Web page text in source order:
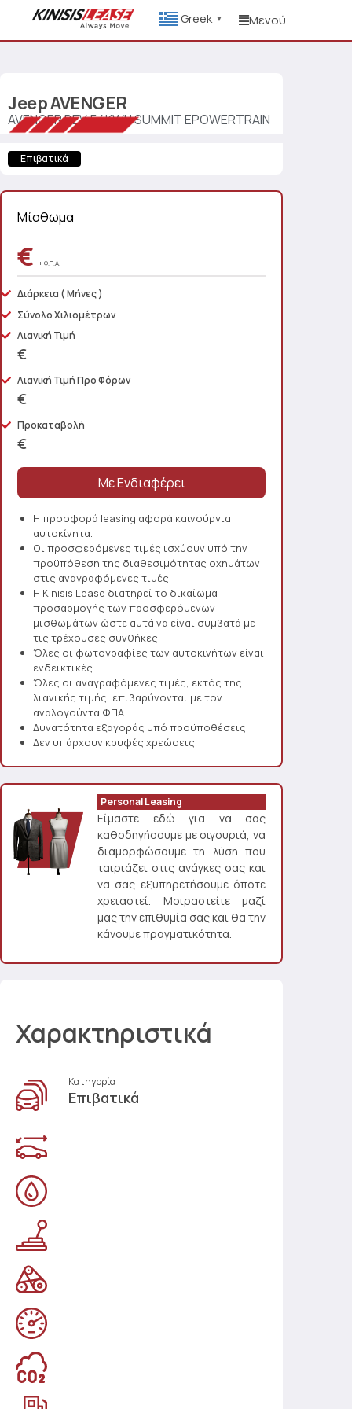
Greek ▼ Μενού
JeepAVENGER
AVENGER BEV 54KWH SUMMIT EPOWERTRAIN
Επιβατικά
Μίσθωμα
€ + Φ.Π.Α.
Διάρκεια ( Μήνες )
Σύνολο Χιλιομέτρων
Λιανική Τιμή
€
Λιανική Τιμή Προ Φόρων
€
Προκαταβολή
€
Η προσφορά leasing αφορά καινούργια
αυτοκίνητα.
Οι προσφερόμενες τιμές ισχύουν υπό την
προϋπόθεση της διαθεσιμότητας οχημάτων
στις αναγραφόμενες τιμές
Η Kinisis Lease διατηρεί το δικαίωμα
προσαρμογής των προσφερόμενων
μισθωμάτων ώστε αυτά να είναι συμβατά με
τις τρέχουσες συνθήκες.
Όλες οι φωτογραφίες των αυτοκινήτων είναι
ενδεικτικές.
Όλες οι αναγραφόμενες τιμές, εκτός της
λιανικής τιμής, επιβαρύνονται με τον
αναλογούντα ΦΠΑ.
Δυνατότητα εξαγοράς υπό προϋποθέσεις
Δεν υπάρχουν κρυφές χρεώσεις.
Personal Leasing
Είμαστε εδώ για να σας
καθοδηγήσουμε με σιγουριά, να
διαμορφώσουμε τη λύση που
ταιριάζει στις ανάγκες σας και
να σας εξυπηρετήσουμε όποτε
χρειαστεί. Μοιραστείτε μαζί
μας την επιθυμία σας και θα την
κάνουμε πραγματικότητα.
Χαρακτηριστικά
Κατηγορία
Επιβατικά